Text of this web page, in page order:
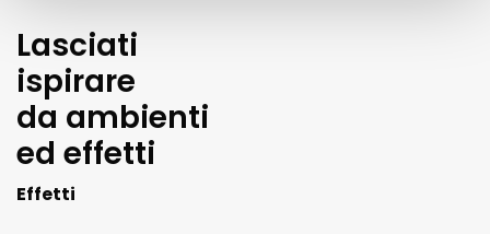
Lasciati
ispirare
da ambienti
ed effetti
Effetti